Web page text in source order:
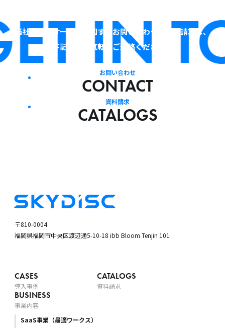
当社およびサービスに関するお問い合わせ・資料請求は、
下記よりお気軽にご連絡ください。
お問い合わせ
CONTACT
資料請求
CATALOGS
IN
〒810-0004
福岡県福岡市中央区渡辺通5-10-18 ibb Bloom Tenjin 101
CASES
導入事例
BUSINESS
事業内容
SaaS事業（最適ワークス）
CATALOGS
資料請求